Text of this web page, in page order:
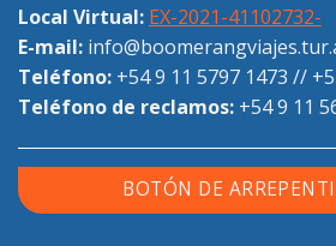
Local Virtual: EX-2021-41102732-
E-mail:
Teléfono: +54 9 11 5797 1473 //
Teléfono de reclamos: +54 9 11
BOTÓN DE